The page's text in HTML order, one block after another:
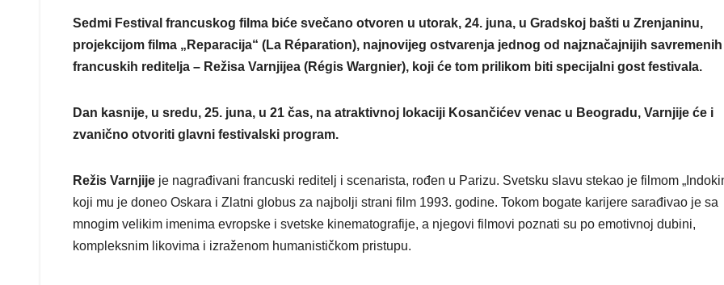
Sedmi Festival francuskog filma biće svečano otvoren u utorak, 24. juna, u Gradskoj bašti u Zrenjaninu,
projekcijom filma „Reparacija“ (La Réparation), najnovijeg ostvarenja jednog od najznačajnijih savremenih
francuskih reditelja – Režisa Varnjijea (Régis Wargnier), koji će tom prilikom biti specijalni gost festivala.
Dan kasnije, u sredu, 25. juna, u 21 čas, na atraktivnoj lokaciji Kosančićev venac u Beogradu, Varnjije će i
zvanično otvoriti glavni festivalski program.
Režis Varnjije je nagrađivani francuski reditelj i scenarista, rođen u Parizu. Svetsku slavu stekao je filmom
koji mu je doneo Oskara i Zlatni globus za najbolji strani film 1993. godine. Tokom bogate karijere sarađivao je sa
mnogim velikim imenima evropske i svetske kinematografije, a njegovi filmovi poznati su po emotivnoj dubini,
kompleksnim likovima i izraženom humanističkom pristupu.
Novi
širom
ali i